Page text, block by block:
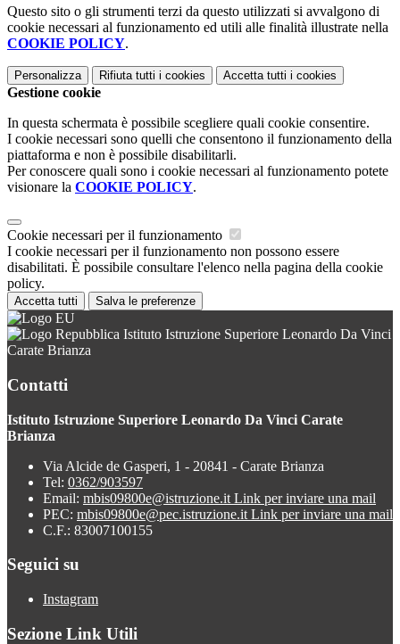
Questo sito o gli strumenti terzi da questo utilizzati si avvalgono di
cookie necessari al funzionamento ed utili alle finalità illustrate nella
COOKIE POLICY.
Personalizza Rifiuta tutti i cookies Accetta tutti i cookies
Gestione cookie
In questa schermata è possibile scegliere quali cookie consentire.
I cookie necessari sono quelli che consentono il funzionamento della
piattaforma e non è possibile disabilitarli.
Per conoscere quali sono i cookie necessari al funzionamento potete
visionare la COOKIE POLICY.
Cookie necessari per il funzionamento
I cookie necessari per il funzionamento non possono essere
disabilitati. È possibile consultare l'elenco nella pagina della cookie
policy.
Accetta tutti Salva le preferenze
Istituto Istruzione Superiore Leonardo Da Vinci
Carate Brianza
Contatti
Istituto Istruzione Superiore Leonardo Da Vinci Carate
Brianza
Via Alcide de Gasperi, 1 - 20841 - Carate Brianza
Tel: 0362/903597
Email: mbis09800e@istruzione.it Link per inviare una mail
PEC: mbis09800e@pec.istruzione.it Link per inviare una mail
C.F.: 83007100155
Seguici su
Instagram
Sezione Link Utili